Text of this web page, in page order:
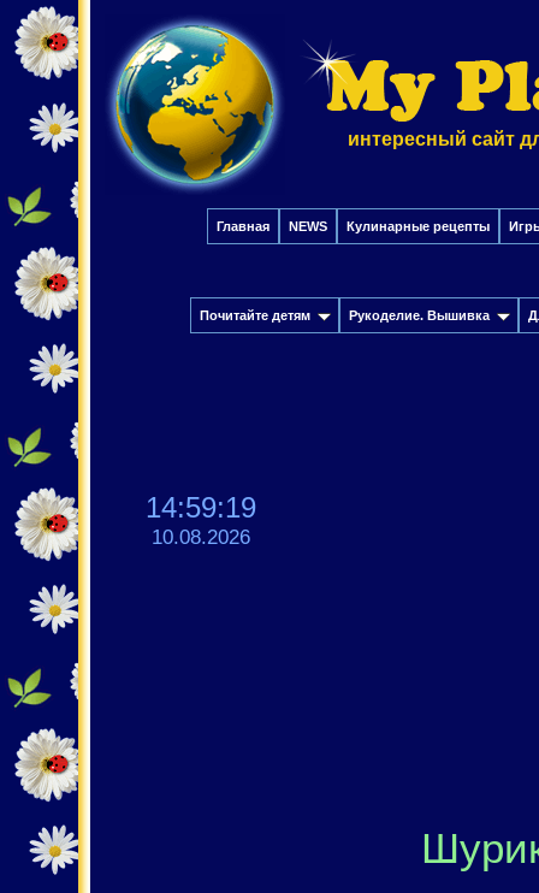
интересный сайт
Главная NEWS Кулинарные рецепты
Почитайте детям Рукоделие. Вышивка
14:59:21
10.08.2026